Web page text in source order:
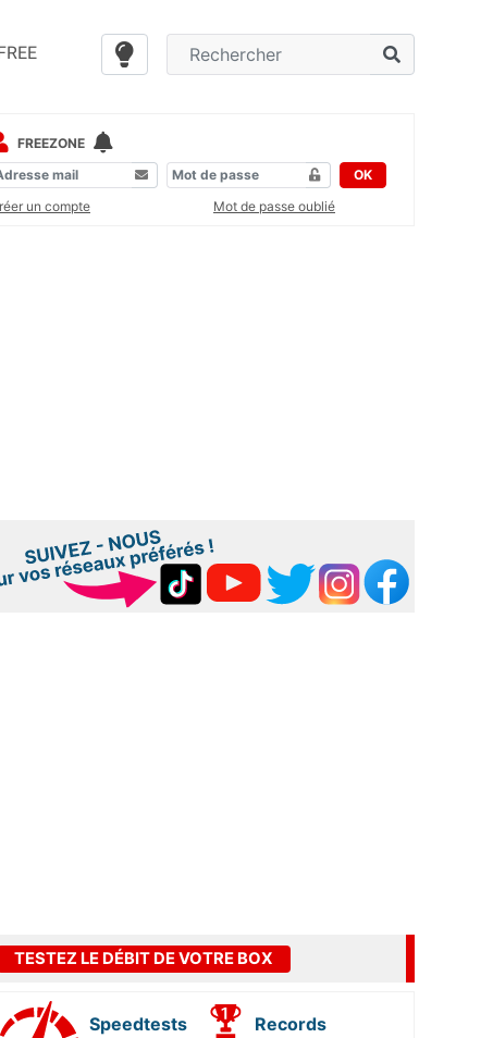
FREEZONE
OK
un compte
Mot de passe oublié
TESTEZ LE DÉBIT DE VOTRE BOX
Speedtests
Records